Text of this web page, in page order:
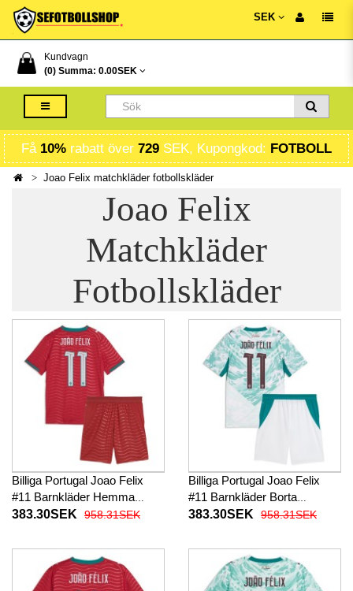
SEK
Kundvagn
(0) Summa: 0.00SEK
Få 10% rabatt över 729 SEK, Kupongkod: FOTBOLL
Joao Felix matchkläder fotbollskläder
Joao Felix
Matchkläder
Fotbollskläder
Billiga Portugal Joao Felix
#11 Barnkläder Hemma
fotbollskläder till baby VM
byxor)
383.30SEK 958.31SEK
Billiga Portugal Joao Felix
#11 Barnkläder Borta
fotbollskläder till baby VM
byxor)
383.30SEK 958.31SEK